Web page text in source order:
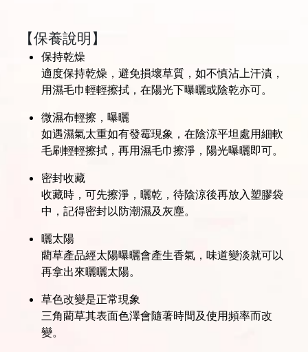
【保養說明】
保持乾燥
適度保持乾燥，避免損壞草質，如不慎沾上汗漬，
用濕毛巾輕輕擦拭，在陽光下曝曬或陰乾亦可。
微濕布輕擦，曝曬
如遇濕氣太重如有發霉現象，在陰涼平坦處用細軟
毛刷輕輕擦拭，再用濕毛巾擦淨，陽光曝曬即可。
密封收藏
收藏時，可先擦淨，曬乾，待陰涼後再放入塑膠袋
中，記得密封以防潮濕及灰塵。
曬太陽
藺草產品經太陽曝曬會產生香氣，味道變淡就可以
再拿出來曬曬太陽。
草色改變是正常現象
三角藺草其表面色澤會隨著時間及使用頻率而改
變。